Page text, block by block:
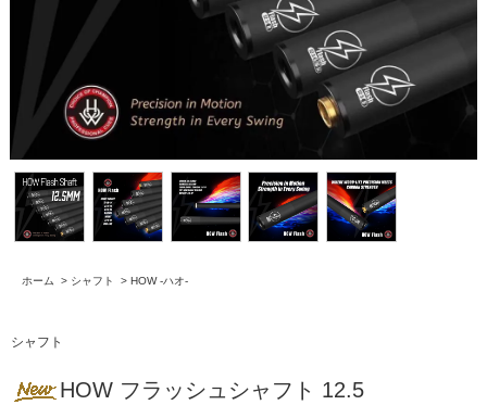
ホーム > シャフト > HOW -ハオ-
シャフト
HOW フラッシュシャフト 12.5